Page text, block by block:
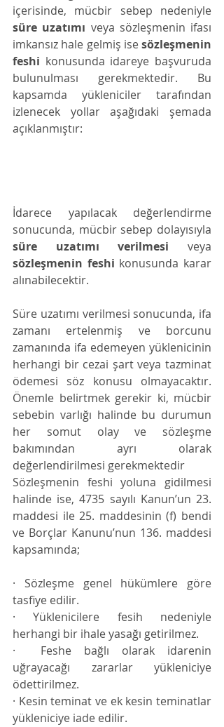
süre uzatımı veya sözleşmenin ifası
imkansız hale gelmiş ise sözleşmenin
feshi konusunda idareye başvuruda
bulunulması gerekmektedir. Bu
kapsamda yükleniciler tarafından
izlenecek yollar aşağıdaki şemada
açıklanmıştır:
İdarece yapılacak değerlendirme
süre uzatımı verilmesi
sözleşmenin feshi konusunda karar
alınabilecektir.
Süre uzatımı verilmesi sonucunda, ifa
zamanı ertelenmiş ve borcunu
zamanında ifa edemeyen yüklenicinin
herhangi bir cezai şart veya tazminat
ödemesi söz konusu olmayacaktır.
Önemle belirtmek gerekir ki, mücbir
sebebin varlığı halinde bu durumun
her somut olay ve sözleşme
bakımından ayrı olarak
değerlendirilmesi gerekmektedir
Sözleşmenin feshi yoluna gidilmesi
halinde ise, 4735 sayılı Kanun’un 23.
maddesi ile 25. maddesinin (f) bendi
ve Borçlar Kanunu’nun 136. maddesi
kapsamında;
· Sözleşme genel hükümlere göre
tasfiye edilir.
· Yüklenicilere fesih nedeniyle
herhangi bir ihale yasağı getirilmez.
·  Feshe bağlı olarak idarenin
uğrayacağı zararlar yükleniciye
ödettirilmez.
· Kesin teminat ve ek kesin teminatlar
yükleniciye iade edilir.